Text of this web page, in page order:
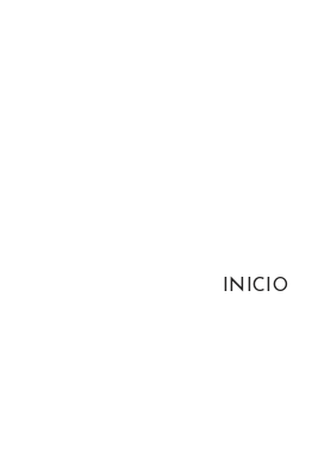
INICIO